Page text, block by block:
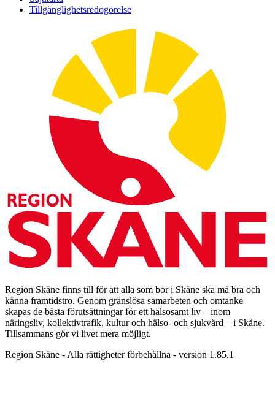
Tillgänglighetsredogörelse
Region Skåne finns till för att alla som bor i Skåne ska må bra och
känna framtidstro. Genom gränslösa samarbeten och omtanke
skapas de bästa förutsättningar för ett hälsosamt liv – inom
näringsliv, kollektivtrafik, kultur och hälso- och sjukvård – i Skåne.
Tillsammans gör vi livet mera möjligt.
Region Skåne - Alla rättigheter förbehållna - version 1.85.1